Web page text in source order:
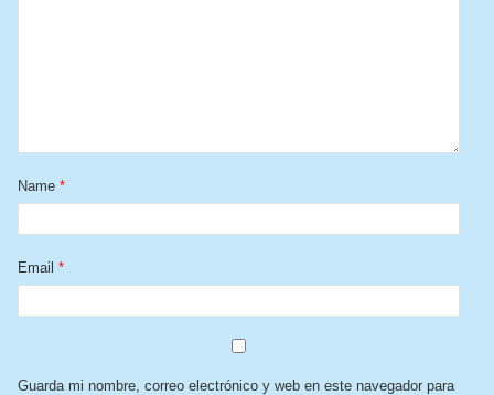
Name *
Email *
Guarda mi nombre, correo electrónico y web en este navegador para